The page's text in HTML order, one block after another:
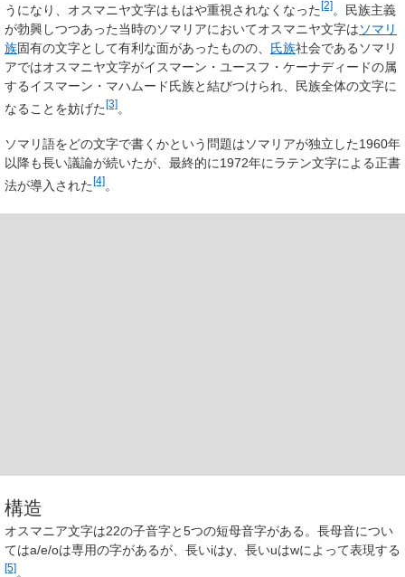
うになり、オスマニヤ文字はもはや重視されなくなった[2]。民族主義
が勃興しつつあった当時のソマリアにおいてオスマニヤ文字はソマリ
族固有の文字として有利な面があったものの、 氏族社会であるソマリ
アではオスマニヤ文字がイスマーン・ユースフ・ケーナディードの属
するイスマーン・マハムード氏族と結びつけられ、民族全体の文字に
なることを妨げた[3]。
ソマリ語をどの文字で書くかという問題はソマリアが独立した1960年
以降も長い議論が続いたが、最終的に1972年にラテン文字による正書
法が導入された[4]。
構造
オスマニア文字は22の子音字と5つの短母音字がある。長母音につい
てはa/e/oは専用の字があるが、長いiはy、長いuはwによって表現する
[5]